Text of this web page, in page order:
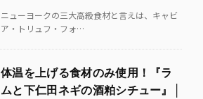
ニューヨークの三大高級食材と言えは、キャビ
ア・トリュフ・フォ…
体温を上げる食材のみ使用！『ラ
ムと下仁田ネギの酒粕シチュー』│